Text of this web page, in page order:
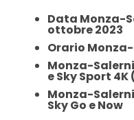
Data Monza-
ottobre 2023
Orario
Monza-
e Sky Sport 4K
Monza-
Sky Go e Now